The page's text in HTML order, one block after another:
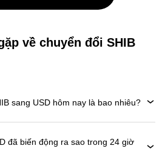
về chuyển đổi SHIB
sang USD hôm nay là bao nhiêu?
đã biến động ra sao trong 24 giờ